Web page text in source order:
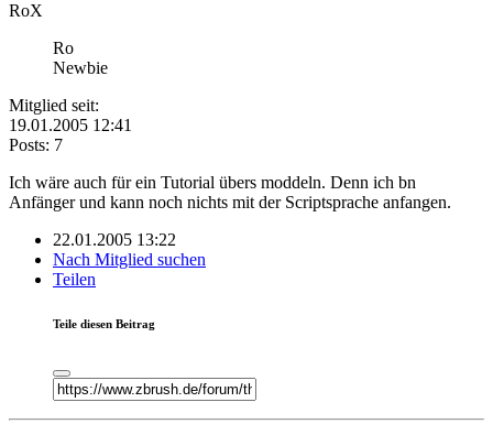
RoX
Ro
Newbie
Mitglied seit:
19.01.2005 12:41
Posts: 7
Ich wäre auch für ein Tutorial übers moddeln. Denn ich bn
Anfänger und kann noch nichts mit der Scriptsprache anfangen.
22.01.2005 13:22
Nach Mitglied suchen
Teilen
Teile diesen Beitrag